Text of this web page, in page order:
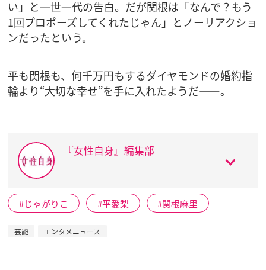
い」と一世一代の告白。だが関根は「なんで？もう
1回プロポーズしてくれたじゃん」とノーリアクショ
ンだったという。
平も関根も、何千万円もするダイヤモンドの婚約指
輪より“大切な幸せ”を手に入れたようだ――。
『女性自身』編集部
じゃがりこ 平愛梨 関根麻里
芸能 エンタメニュース